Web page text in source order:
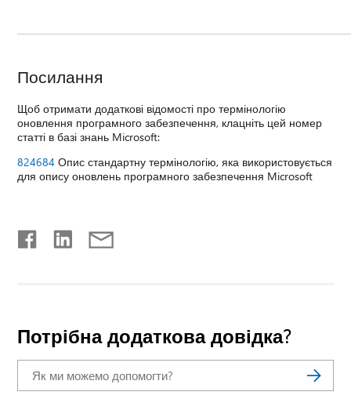
Посилання
Щоб отримати додаткові відомості про термінологію
оновлення програмного забезпечення, клацніть цей номер
статті в базі знань Microsoft:
824684 Опис стандартну термінологію, яка використовується
для опису оновлень програмного забезпечення Microsoft
Потрібна додаткова довідка?